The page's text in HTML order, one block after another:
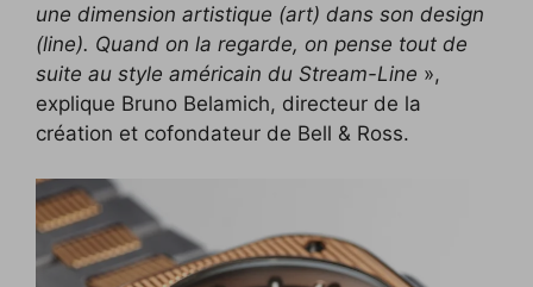
une dimension artistique (art) dans son design
(line). Quand on la regarde, on pense tout de
suite au style américain du Stream-Line »,
explique Bruno Belamich, directeur de la
création et cofondateur de Bell & Ross.